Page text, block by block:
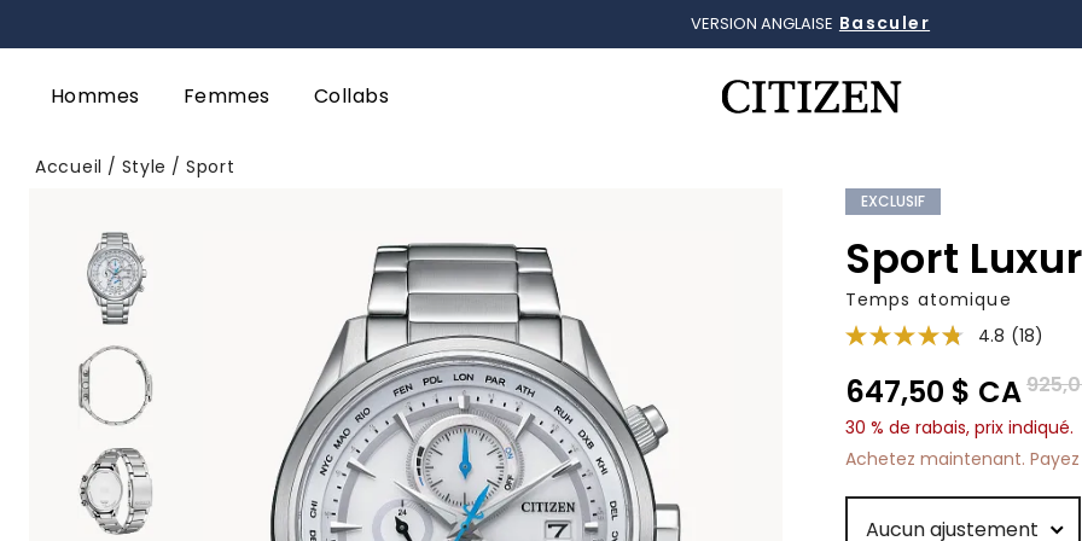
VERSION ANGLAISE Basculer
Hommes Femmes Collabs
Accueil Style Sport
EXCLUSIF
Sport
Temps atomique
4.8 (18)
Prix
647,50 $ CA
30 % de rabais, prix indiqué.
Achetez maintenant.
Ajouté à Gérer la liste